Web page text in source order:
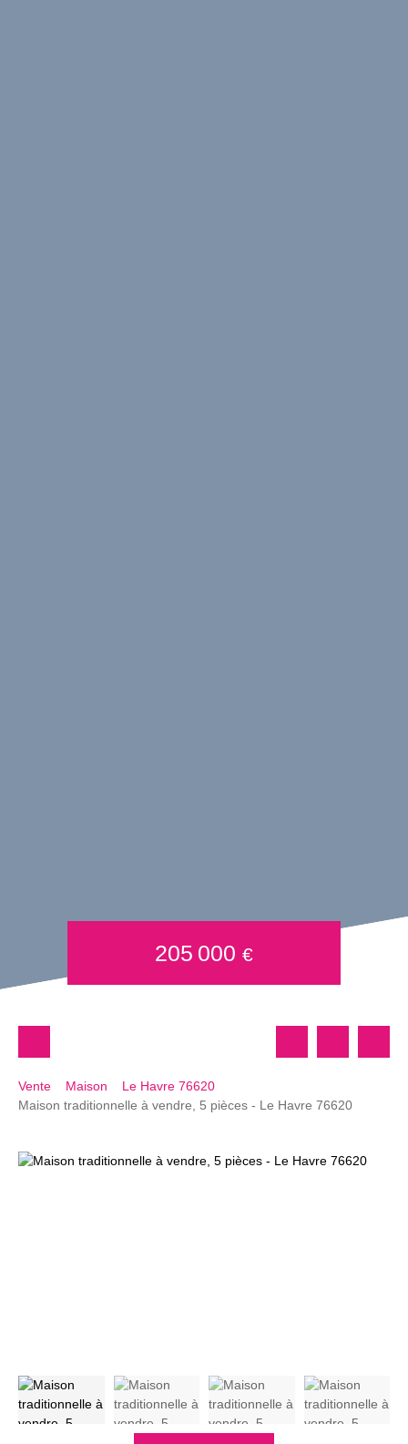
205 000 €
Vente Maison
Le Havre 76620
Maison traditionnelle à vendre, 5 pièces - Le Havre 76620